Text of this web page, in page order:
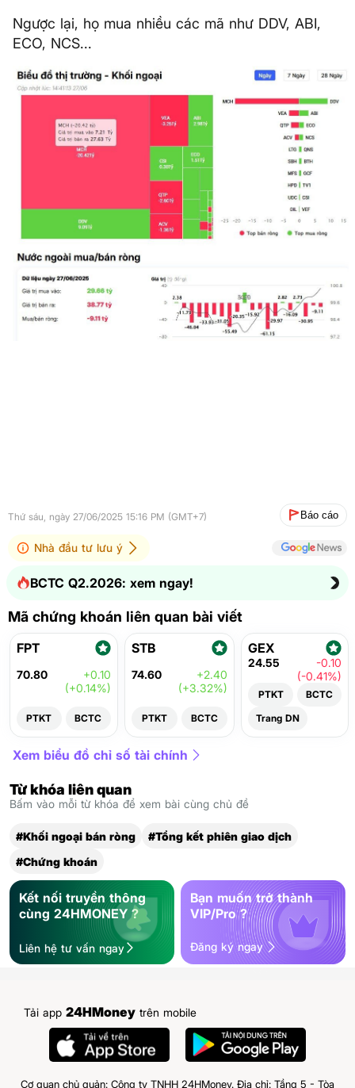
Ngược lại, họ mua nhiều các mã như DDV, ABI,
ECO, NCS...
Thứ sáu, ngày 27/06/2025 15:16 PM (GMT+7) Báo cáo
Nhà đầu tư lưu ý
BCTC Q2.2026: xem ngay!
Mã chứng khoán liên quan bài viết
FPT
70.80
+0.10
(+0.14%)
PTKT BCTC
STB
74.60
+2.40
(+3.32%)
PTKT BCTC
GEX
24.55
-0.10
(-0.41%)
PTKT
BCTC
Trang DN
Xem biểu đồ chỉ số tài chính
Từ khóa liên quan
Bấm vào mỗi từ khóa để xem bài cùng chủ đề
#Khối ngoại bán ròng
#Tổng kết phiên giao dịch
#Chứng khoán
Kết nối truyền thông
cùng 24HMONEY ?
Liên hệ tư vấn ngay
Bạn muốn trở thành
VIP/Pro ?
Đăng ký ngay
Tải app 24HMoney trên mobile
Cơ quan chủ quản: Công ty TNHH 24HMoney. Địa chỉ: Tầng 5 - Tòa